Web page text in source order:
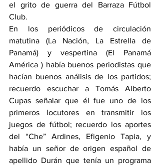
el grito de guerra del Barraza Fútbol
Club.
En los periódicos de circulación
matutina (La Nación, La Estrella de
Panamá) y vespertina (El Panamá
América ) había buenos periodistas que
hacían buenos análisis de los partidos;
recuerdo escuchar a Tomás Alberto
Cupas señalar que él fue uno de los
primeros locutores en transmitir los
juegos de fútbol; recuerdo los aportes
del “Che” Ardines, Efigenio Tapia, y
había un señor de origen español de
apellido Durán que tenía un programa